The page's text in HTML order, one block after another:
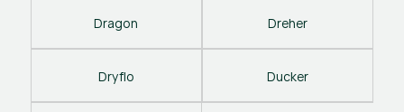
Dragon Dreher
Dryflo Ducker